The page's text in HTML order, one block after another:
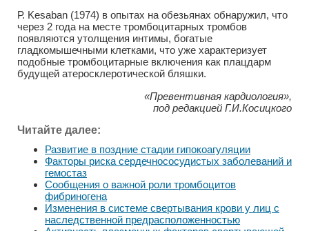
Р. Kesaban (1974) в опытах на обезьянах обнаружил, что
через 2 года на месте тромбоцитарных тромбов
появляются утолщения интимы, богатые
гладкомышечными клетками, что уже характеризует
подобные тромбоцитарные включения как плацдарм
будущей атеросклеротической бляшки.
«Превентивная кардиология»,
под редакцией Г.И.Косицкого
Читайте далее:
Развитие в поздние стадии гипокоагуляции
Факторы риска сердечнососудистых заболеваний и
гемостаз
Сообщения о важной роли тромбоцитов
фибриногена
Изменения в системе свертывания крови у лиц с
наследственной предрасположенностью